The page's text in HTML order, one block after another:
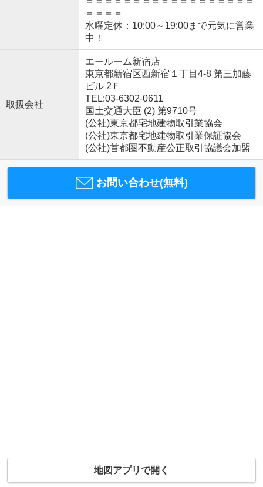
＝＝＝＝
水曜定休：10:00～19:00まで元気に営業
中！
取扱会社
エールーム新宿店
東京都新宿区西新宿１丁目4-8 第三加藤
ビル 2Ｆ
TEL:03-6302-0611
国土交通大臣 (2) 第9710号
(公社)東京都宅地建物取引業協会
(公社)東京都宅地建物取引業保証協会
(公社)首都圏不動産公正取引協議会加盟
お問い合わせ(無料)
地図アプリで開く